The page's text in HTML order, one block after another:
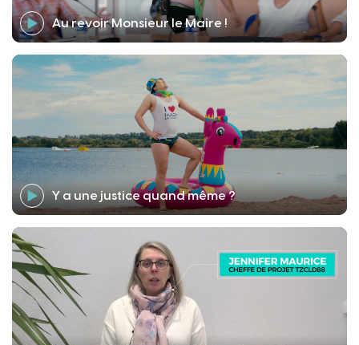
Au revoir Monsieur le Maire !
Y a une justice quand même ?